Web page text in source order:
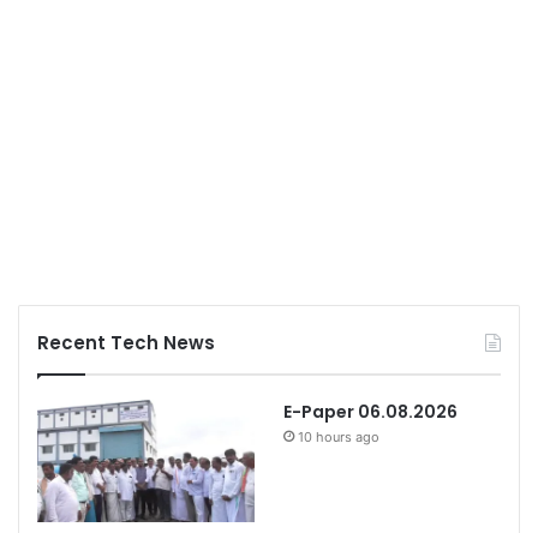
Recent Tech News
E-Paper 06.08.2026
10 hours ago